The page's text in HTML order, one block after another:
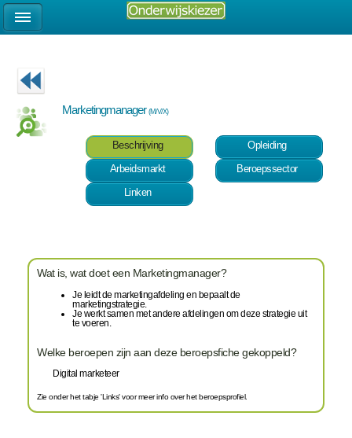
Marketingmanager(M/V/X)
Beschrijving
Opleiding
Arbeidsmarkt
Beroepssector
Linken
Wat is, wat doet een Marketingmanager?
Je leidt de marketingafdeling en bepaalt de
marketingstrategie.
Je werkt samen met andere afdelingen om deze strategie uit
te voeren.
Welke beroepen zijn aan deze beroepsfiche gekoppeld?
Digital marketeer
Zie onder het tabje 'Links' voor meer info over het beroepsprofiel.